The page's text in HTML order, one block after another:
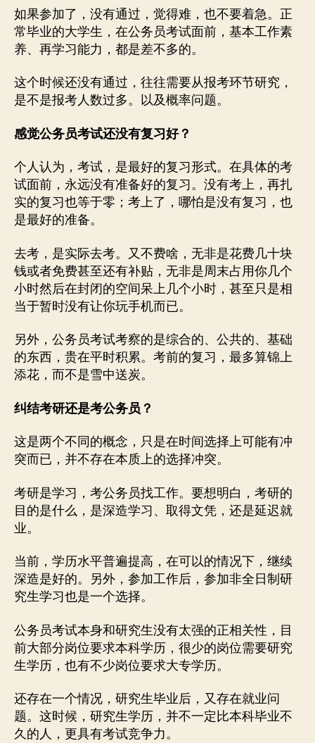
如果参加了，没有通过，觉得难，也不要着急。正
常毕业的大学生，在公务员考试面前，基本工作素
养、再学习能力，都是差不多的。
这个时候还没有通过，往往需要从报考环节研究，
是不是报考人数过多。以及概率问题。
感觉公务员考试还没有复习好？
个人认为，考试，是最好的复习形式。在具体的考
试面前，永远没有准备好的复习。没有考上，再扎
实的复习也等于零；考上了，哪怕是没有复习，也
是最好的准备。
去考，是实际去考。又不费啥，无非是花费几十块
钱或者免费甚至还有补贴，无非是周末占用你几个
小时然后在封闭的空间呆上几个小时，甚至只是相
当于暂时没有让你玩手机而已。
另外，公务员考试考察的是综合的、公共的、基础
的东西，贵在平时积累。考前的复习，最多算锦上
添花，而不是雪中送炭。
纠结考研还是考公务员？
这是两个不同的概念，只是在时间选择上可能有冲
突而已，并不存在本质上的选择冲突。
考研是学习，考公务员找工作。要想明白，考研的
目的是什么，是深造学习、取得文凭，还是延迟就
业。
当前，学历水平普遍提高，在可以的情况下，继续
深造是好的。另外，参加工作后，参加非全日制研
究生学习也是一个选择。
公务员考试本身和研究生没有太强的正相关性，目
前大部分岗位要求本科学历，很少的岗位需要研究
生学历，也有不少岗位要求大专学历。
还存在一个情况，研究生毕业后，又存在就业问
题。这时候，研究生学历，并不一定比本科毕业不
久的人，更具有考试竞争力。